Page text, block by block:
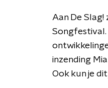
Aan De
Songfestival.
inzending
Ook kun je